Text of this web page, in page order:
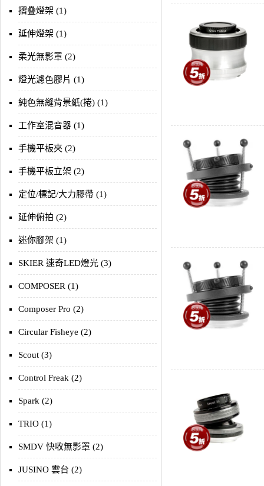
摺疊燈架 (1)
延伸燈架 (1)
柔光無影罩 (2)
燈光濾色膠片 (1)
純色無縫背景紙(捲) (1)
工作室混音器 (1)
手機平板夾 (2)
手機平板立架 (2)
定位/標記/大力膠帶 (1)
延伸俯拍 (2)
迷你腳架 (1)
SKIER 速奇LED燈光 (3)
COMPOSER (1)
Composer Pro (2)
Circular Fisheye (2)
Scout (3)
Control Freak (2)
Spark (2)
TRIO (1)
SMDV 快收無影罩 (2)
JUSINO 雲台 (2)